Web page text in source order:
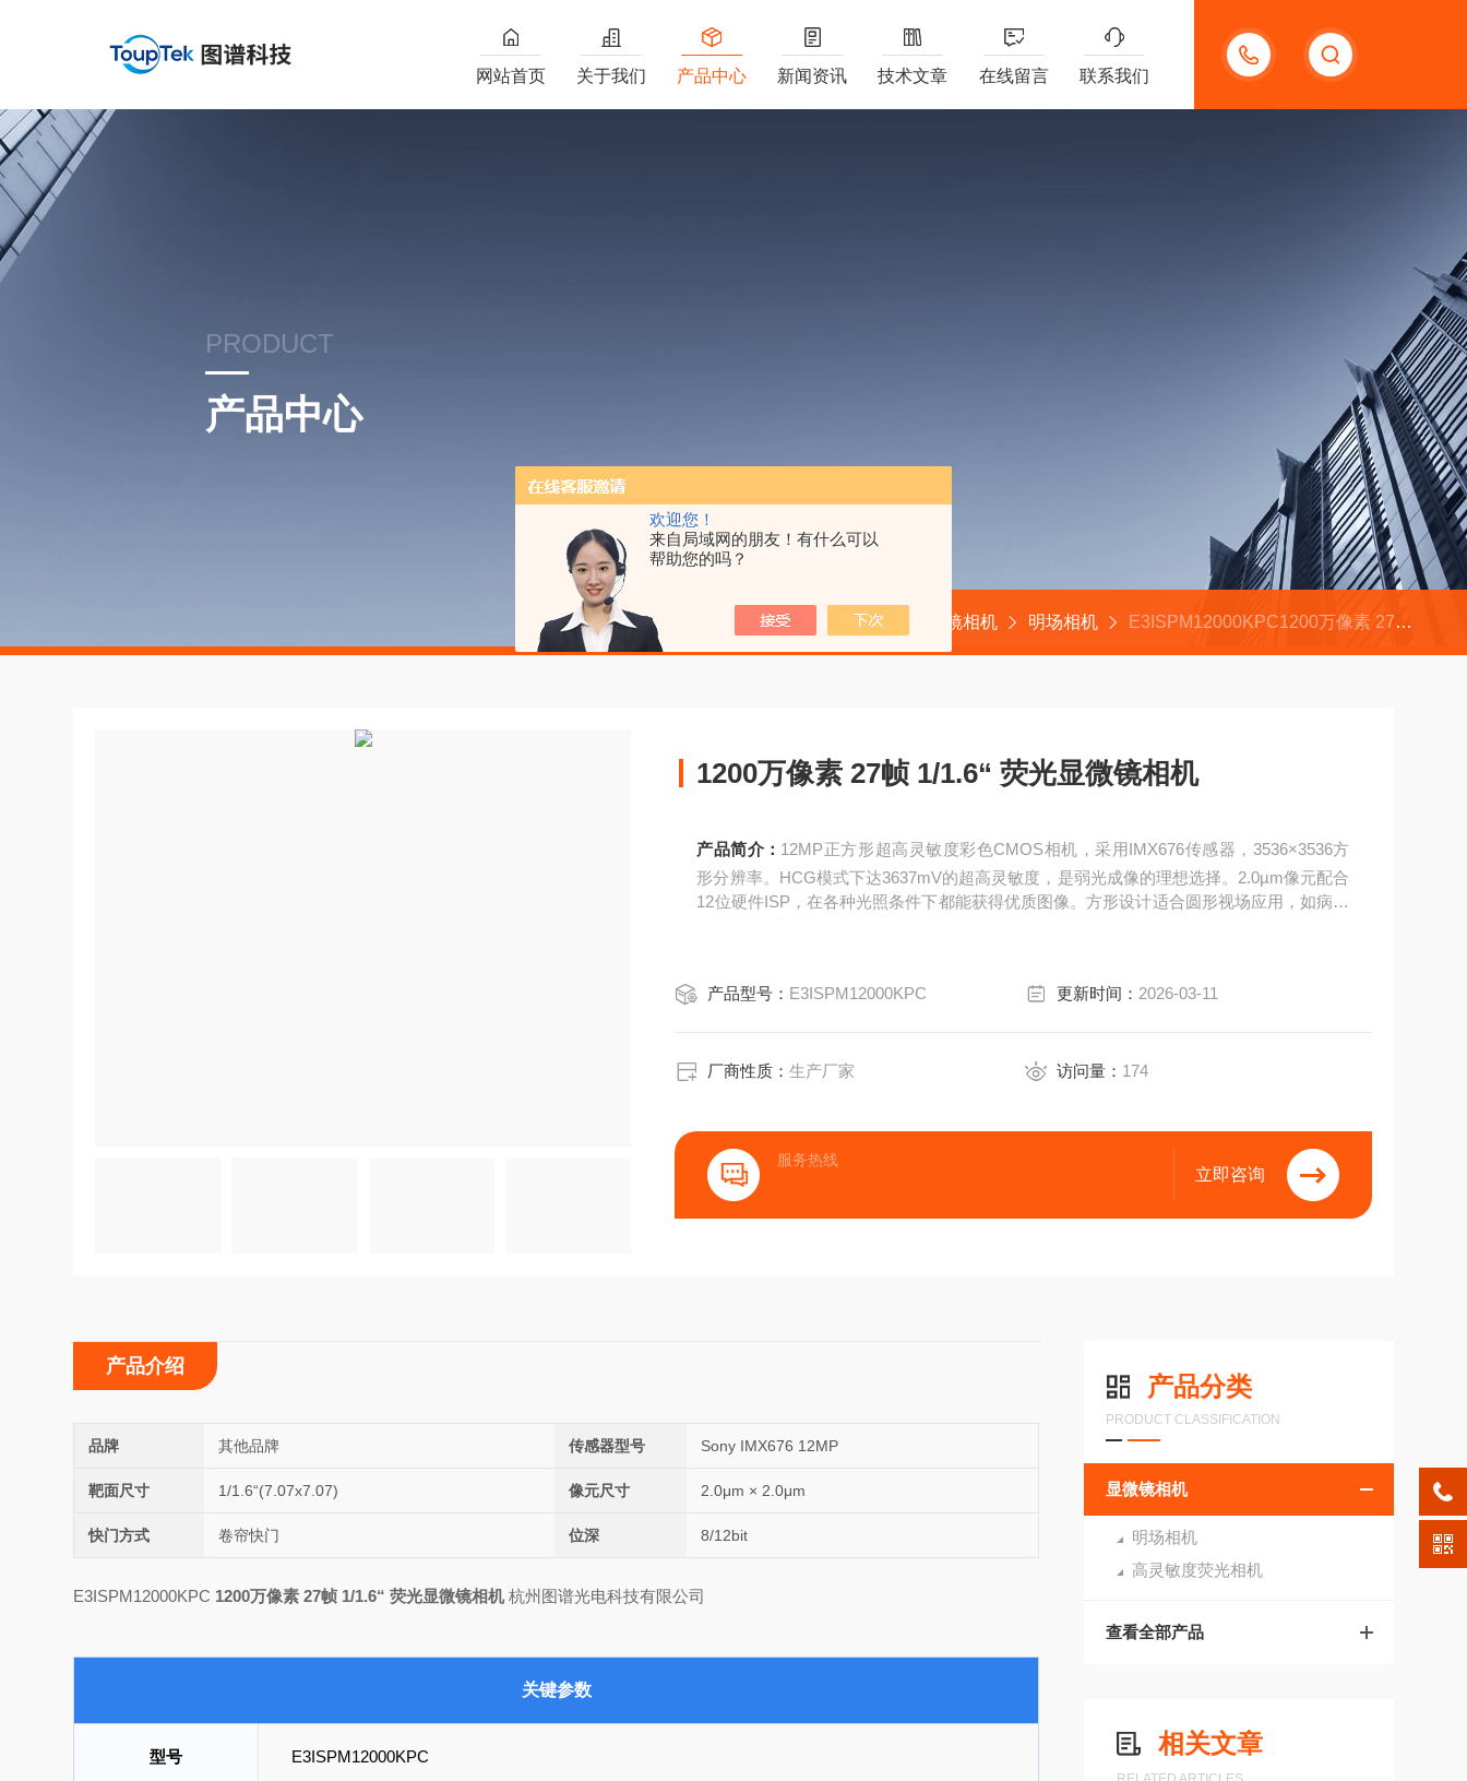
欢迎您！
来自局域网的朋友！有什么可以
帮助您的吗？
13656630023
网站首页 关于我们 产品中心 新闻资讯 技术文章 在线留言 联系我们
PRODUCT
产品中心
首页 产品中心 显微镜相机 明场相机 E3ISPM12000KPC1200万像素 27帧 1/1.6“ 荧光显微镜相机
1200万像素 27帧 1/1.6“ 荧光显微镜相机
产品简介： 12MP正方形超高灵敏度彩色CMOS相机，采用IMX676传感器，3536×3536方
形分辨率。HCG模式下达3637mV的超高灵敏度，是弱光成像的理想选择。2.0µm像元配合
12位硬件ISP，在各种光照条件下都能获得优质图像。方形设计适合圆形视场应用，如病理
产品型号： E3ISPM12000KPC 更新时间： 2026-03-11
厂商性质：生产厂家 访问量： 174
服务热线
立即咨询
产品介绍
品牌 其他品牌 传感器型号 Sony IMX676 12MP
靶面尺寸 1/1.6“(7.07x7.07) 像元尺寸 2.0μm × 2.0μm
快门方式 卷帘快门 位深 8/12bit
E3ISPM12000KPC 1200万像素 27帧 1/1.6“ 荧光显微镜相机杭州图谱光电科技有限公司
关键参数
型号 E3ISPM12000KPC
产品分类
PRODUCT CLASSIFICATION
显微镜相机
明场相机
高灵敏度荧光相机
查看全部产品
相关文章